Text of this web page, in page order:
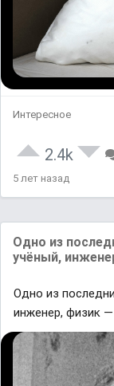
Интересное
2.4k
5 лет назад
Одно из
учёный,
Одно из
инженер, физик